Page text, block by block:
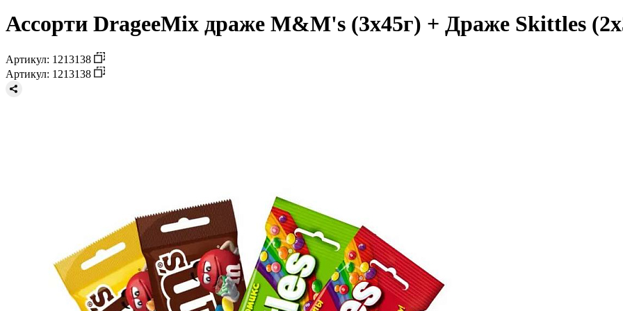
Ассорти DrageeMix драже M&M's (3х45г) + Драже Skittles
Артикул: 1213138
Артикул: 1213138